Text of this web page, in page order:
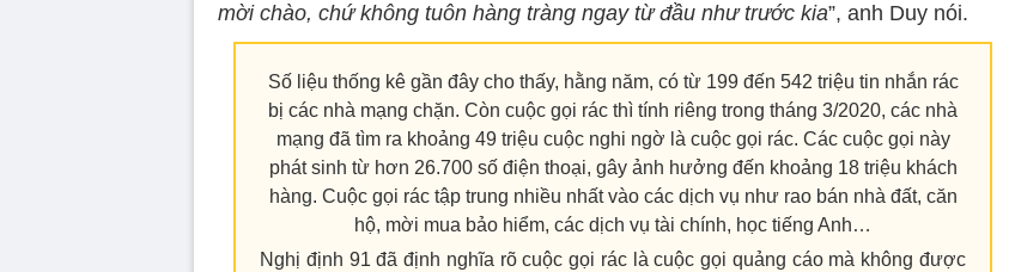
mời chào, chứ không tuôn hàng tràng ngay từ đầu như trước kia”, anh Duy nói.
Số liệu thống kê gần đây cho thấy, hằng năm, có từ 199 đến 542 triệu tin nhắn rác
bị các nhà mạng chặn. Còn cuộc gọi rác thì tính riêng trong tháng 3/2020, các nhà
mạng đã tìm ra khoảng 49 triệu cuộc nghi ngờ là cuộc gọi rác. Các cuộc gọi này
phát sinh từ hơn 26.700 số điện thoại, gây ảnh hưởng đến khoảng 18 triệu khách
hàng. Cuộc gọi rác tập trung nhiều nhất vào các dịch vụ như rao bán nhà đất, căn
hộ, mời mua bảo hiểm, các dịch vụ tài chính, học tiếng Anh…
Nghị định 91 đã định nghĩa rõ cuộc gọi rác là cuộc gọi quảng cáo mà không được